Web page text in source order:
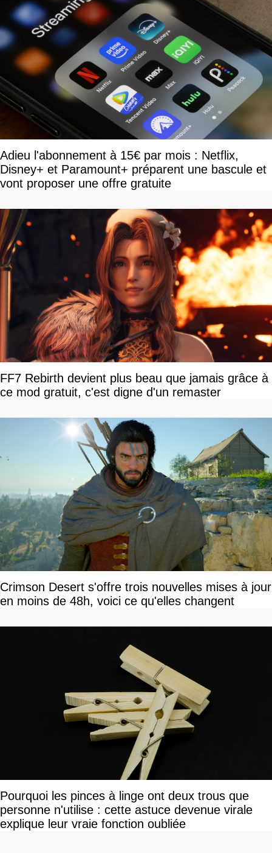
Adieu l'abonnement à 15€ par mois : Netflix,
Disney+ et Paramount+ préparent une bascule et
vont proposer une offre gratuite
FF7 Rebirth devient plus beau que jamais grâce à
ce mod gratuit, c'est digne d'un remaster
Crimson Desert s'offre trois nouvelles mises à jour
en moins de 48h, voici ce qu'elles changent
Pourquoi les pinces à linge ont deux trous que
personne n'utilise : cette astuce devenue virale
explique leur vraie fonction oubliée